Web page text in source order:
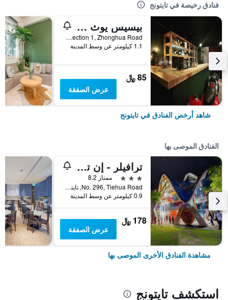
فنادق رخيصة في تايتونج
بيسيس يوث هوستل
NO.290 Section 1, Zhonghua Road, تايتونج, تايوان
1.1 كيلومتر عن وسط المدينة
85 ﷼
عرض الصفقة
شاهد أرخص الفنادق في تايتونج
الفنادق الموصى بها
ترافيلر - إن تيهوا هوتل 2
3 نجوم
ممتاز 8.2
No. 296, Tiehua Road, تايتونج, تايوان
0.9 كيلومتر عن وسط المدينة
178 ﷼
عرض الصفقة
مشاهدة الفنادق الأخرى الموصى بها
استكشف تايتونج